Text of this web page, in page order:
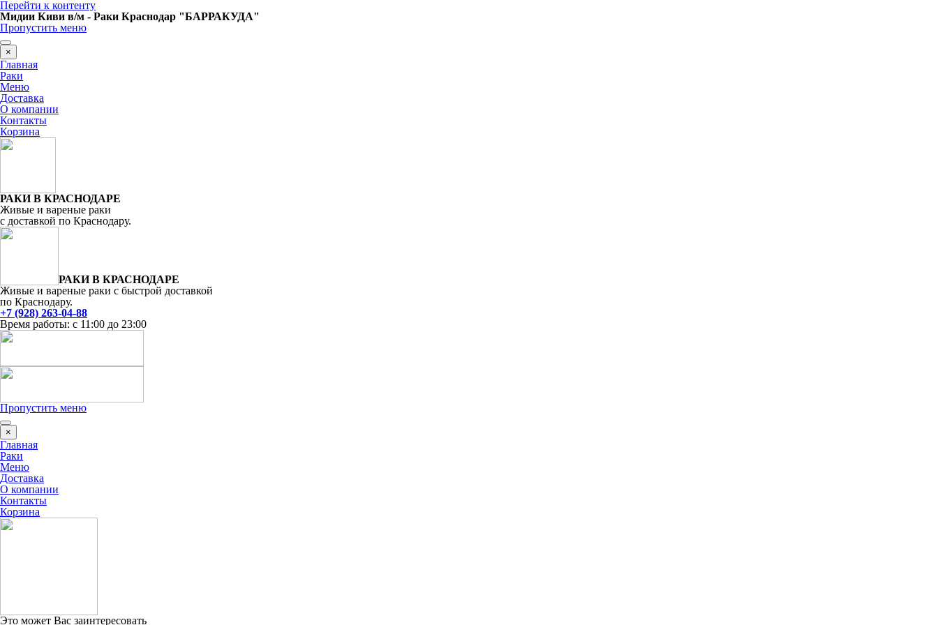
Перейти к контенту
Мидии Киви в/м - Раки Краснодар "БАРРАКУДА"
Пропустить меню
×
Главная
Раки
Меню
Доставка
О компании
Контакты
Корзина
РАКИ В КРАСНОДАРЕ
Живые и вареные раки
с доставкой по Краснодару.
РАКИ В КРАСНОДАРЕ
Живые и вареные раки с быстрой доставкой
по Краснодару.
+7 (928) 263-04-88
Время работы: с 11:00 до 23:00
Пропустить меню
×
Главная
Раки
Меню
Доставка
О компании
Контакты
Корзина
Это может Вас заинтересовать